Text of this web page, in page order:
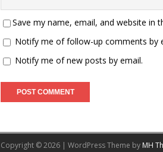
Save my name, email, and website in
Notify me of follow-up comments by
Notify me of new posts by email.
Copyright © 2026 | WordPress Theme by MH